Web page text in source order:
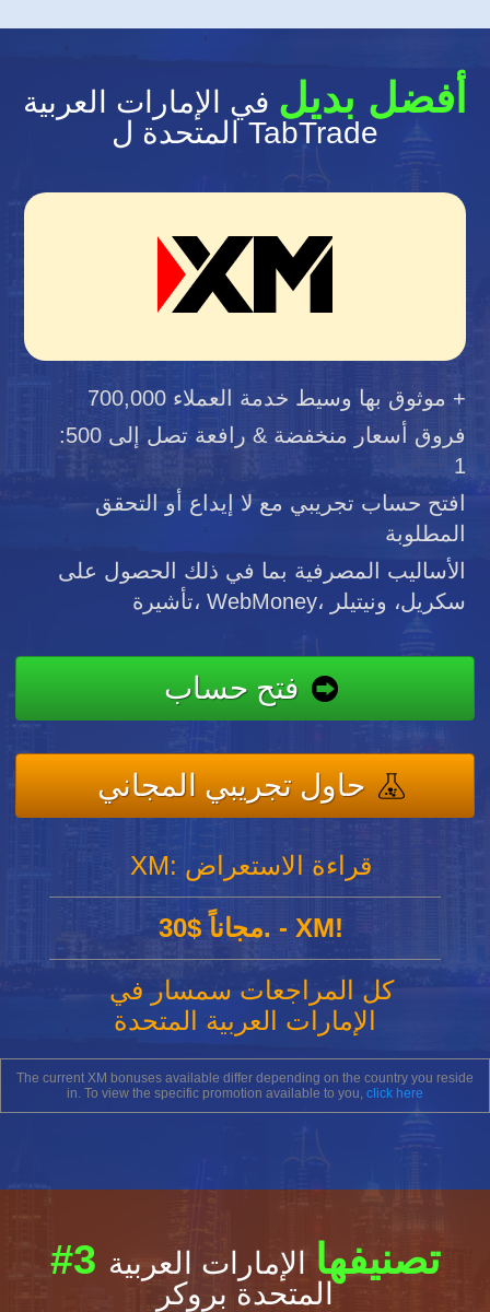
أفضل بديل في الإمارات العربية
المتحدة ل TabTrade
موثوق بها وسيط خدمة العملاء 700,000 +
فروق أسعار منخفضة & رافعة تصل إلى 500:
1
افتح حساب تجريبي مع لا إيداع أو التحقق
المطلوبة
الأساليب المصرفية بما في ذلك الحصول على
تأشيرة، WebMoney، سكريل، ونيتيلر
فتح حساب
حاول تجريبي المجاني
XM: قراءة الاستعراض
30$ مجاناً. - XM!
كل المراجعات سمسار في
الإمارات العربية المتحدة
The current XM bonuses available differ depending on the country you reside
in. To view the specific promotion available to you, click here
#3 تصنيفها
الإمارات العربية
المتحدة بروكر